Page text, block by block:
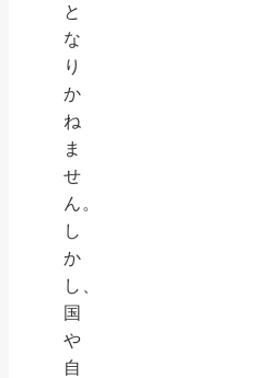
と
な
り
か
ね
ま
せ
ん。
し
か
し、
国
や
自